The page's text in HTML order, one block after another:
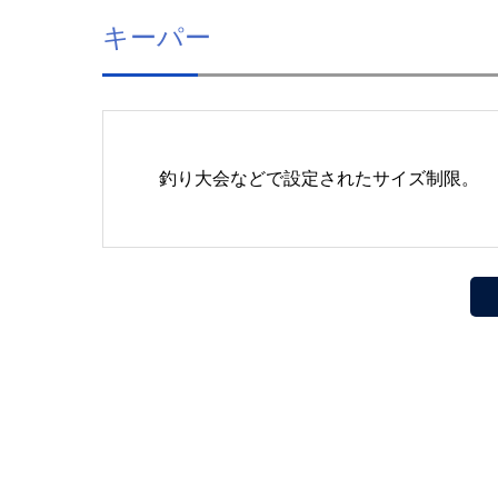
キーパー
釣り大会などで設定されたサイズ制限。